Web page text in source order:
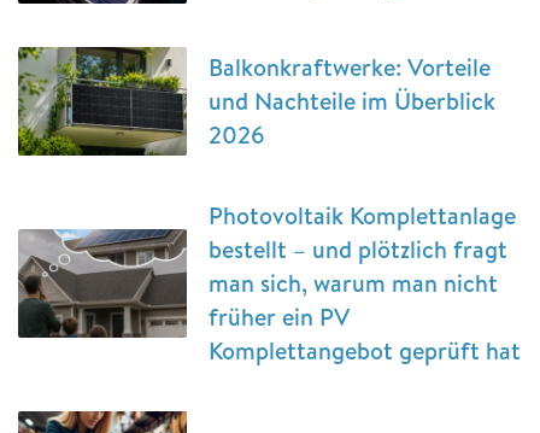
Balkonkraftwerke: Vorteile
und Nachteile im Überblick
2026
Photovoltaik Komplettanlage
bestellt – und plötzlich fragt
man sich, warum man nicht
früher ein PV
Komplettangebot geprüft hat